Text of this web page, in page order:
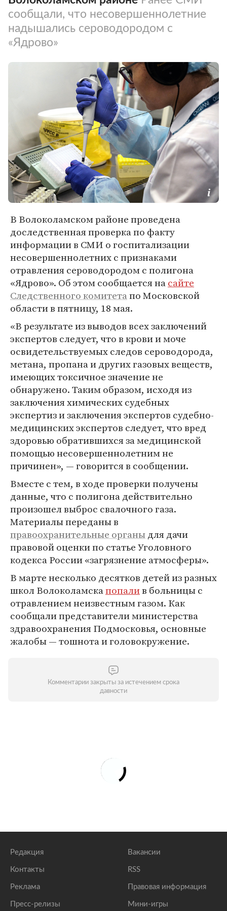
сообщали, что несовершеннолетние
надышались сероводородом с
«Ядрово»
В Волоколамском районе проведена
доследственная проверка по факту
информации в СМИ о госпитализации
несовершеннолетних с признаками
отравления сероводородом с полигона
«Ядрово». Об этом сообщается насайте
Следственного комитетапо Московской
области в пятницу, 18 мая.
«В результате из выводов всех заключений
экспертов следует, что в крови и моче
освидетельствуемых следов сероводорода,
метана, пропана и других газовых веществ,
имеющих токсичное значение не
обнаружено. Таким образом, исходя из
заключения химических судебных
экспертиз и заключения экспертов судебно-
медицинских экспертов следует, что вред
здоровью обратившихся за медицинской
помощью несовершеннолетним не
причинен», — говорится в сообщении.
Вместе с тем, в ходе проверки получены
данные, что с полигона действительно
произошел выброс свалочного газа.
Материалы переданы в
правоохранительные органыдля дачи
правовой оценки по статье Уголовного
кодекса России «загрязнение атмосферы».
В марте несколько десятков детей из разных
школ Волоколамскапопалив больницы с
отравлением неизвестным газом. Как
сообщали представители министерства
здравоохранения Подмосковья, основные
жалобы — тошнота и головокружение.
Комментарии закрыты за истечением срока
давности
Редакция
Контакты
Реклама
Пресс-релизы
Вакансии
RSS
Правовая информация
Мини-игры